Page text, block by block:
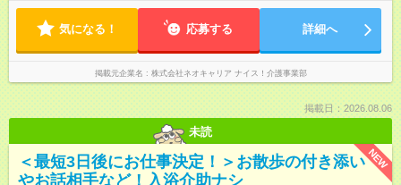
気になる！ 応募する 詳細へ
掲載元企業名 株式会社ネオキャリア ナイス！介護事業部
掲載日：2026.08.06
未読
NEW
＜最短3日後にお仕事決定！＞お散歩の付き添い
やお話相手など！入浴介助ナシ